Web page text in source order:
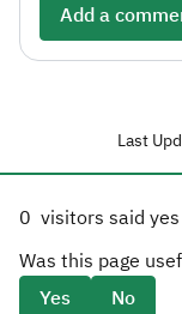
Add a
Last
0 visitors said
Was this page
Yes
No